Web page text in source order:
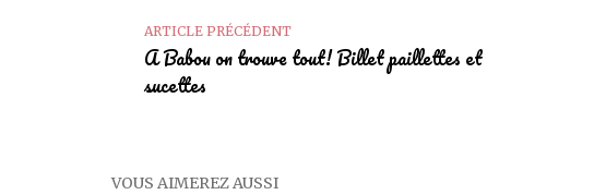
ARTICLE PRÉCÉDENT
A Babou on trouve tout! Billet paillettes et
sucettes
VOUS AIMEREZ AUSSI